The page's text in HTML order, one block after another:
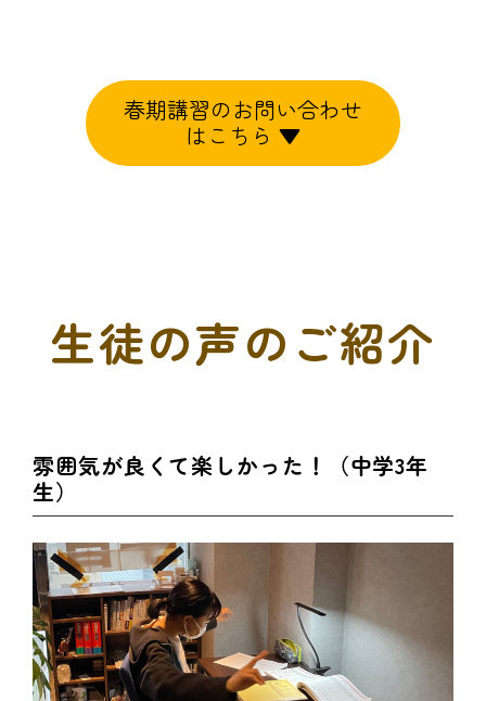
春期講習のお問い合わせ
はこちら ▼
生徒の声のご紹介
雰囲気が良くて楽しかった！（中学3年
生）